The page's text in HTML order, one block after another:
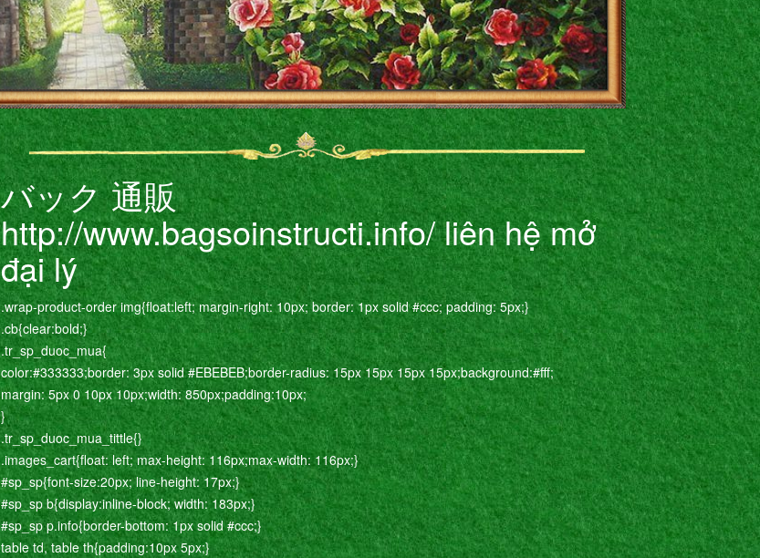
バック 通販
http://www.bagsoinstructi.info/ liên hệ mở
đại lý
.wrap-product-order img{float:left; margin-right: 10px; border: 1px solid #ccc; padding: 5px;}
.cb{clear:bold;}
.tr_sp_duoc_mua{
color:#333333;border: 3px solid #EBEBEB;border-radius: 15px 15px 15px 15px;background:#fff;
margin: 5px 0 10px 10px;width: 850px;padding:10px;
}
.tr_sp_duoc_mua_tittle{}
.images_cart{float: left; max-height: 116px;max-width: 116px;}
#sp_sp{font-size:20px; line-height: 17px;}
#sp_sp b{display:inline-block; width: 183px;}
#sp_sp p.info{border-bottom: 1px solid #ccc;}
table td, table th{padding:10px 5px;}